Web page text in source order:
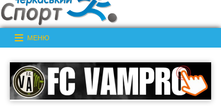
МЕНЮ